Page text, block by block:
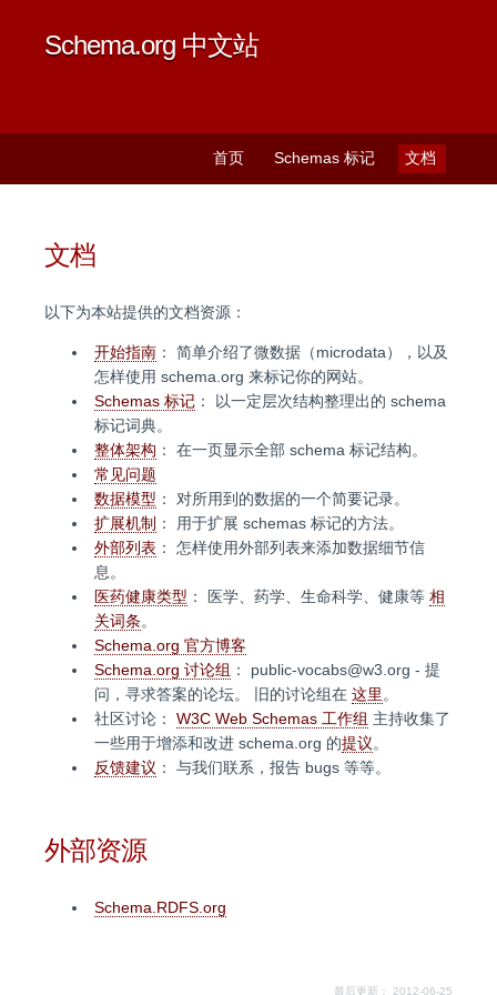
Schema.org 中文站
文档
Schemas 标记
首页
文档
以下为本站提供的文档资源：
开始指南 ： 简单介绍了微数据（microdata），以及
怎样使用 schema.org 来标记你的网站。
Schemas 标记 ： 以一定层次结构整理出的 schema
标记词典。
整体架构 ： 在一页显示全部 schema 标记结构。
常见问题
数据模型 ： 对所用到的数据的一个简要记录。
扩展机制 ： 用于扩展 schemas 标记的方法。
外部列表 ： 怎样使用外部列表来添加数据细节信
息。
医药健康类型 ： 医学、药学、生命科学、健康等 相
关词条。
Schema.org 官方博客
Schema.org 讨论组 ： public-vocabs@w3.org - 提
问，寻求答案的论坛。 旧的讨论组在 这里 。
社区讨论： W3C Web Schemas 工作组 主持收集了
一些用于增添和改进 schema.org 的提议。
反馈建议 ： 与我们联系，报告 bugs 等等。
外部资源
Schema.RDFS.org
最后更新： 2012-06-25